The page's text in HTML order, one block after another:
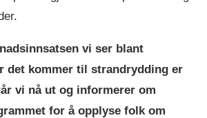
vi ser blant
det kommer til strandrydding er
vi nå ut og informerer om
for å opplyse folk om